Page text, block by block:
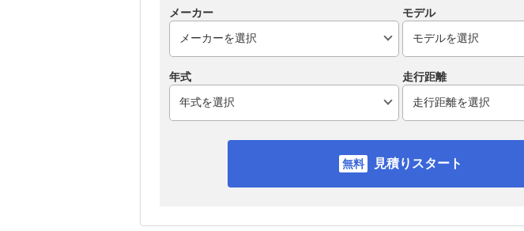
メーカー モデル
年式 走行距離
見積りスタート